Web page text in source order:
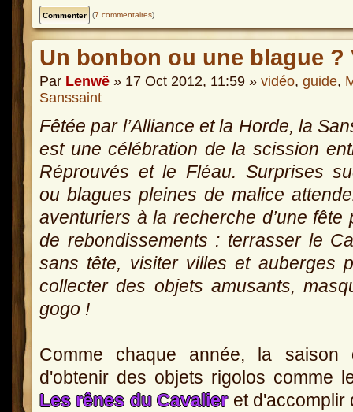
(7 commentaires)
Un bonbon ou une blague ?
Par Lenwë » 17 Oct 2012, 11:59 » vidéo, guide,
Sanssaint
Fêtée par l’Alliance et la Horde, la
est une célébration de la scission
Réprouvés et le Fléau. Surprises
ou blagues pleines de malice
aventuriers à la recherche d’une fête
de rebondissements : terrasser le
sans tête, visiter villes et auberges
collecter des objets amusants,
gogo !
Comme chaque année, la saison
d'obtenir des objets rigolos comme
Les rênes du Cavalieret d'accomplir